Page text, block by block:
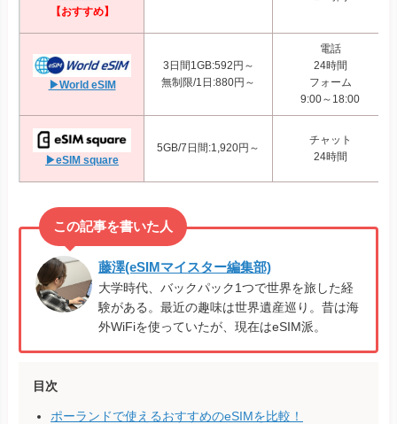
【おすすめ】
▶World eSIM
3日間1GB:592円～
無制限/1日:880円～
電話
24時間
フォーム
9:00～18:00
▶eSIM square
5GB/7日間:1,920円～
チャット
24時間
藤澤(eSIMマイスター編集部)
大学時代、バックパック1つで世界を旅した経
験がある。最近の趣味は世界遺産巡り。昔は海
外WiFiを使っていたが、現在はeSIM派。
目次
ポーランドで使えるおすすめのeSIMを比較！